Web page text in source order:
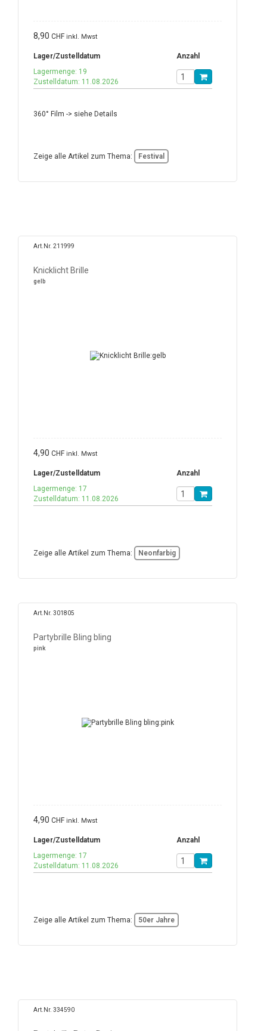
8,90 CHF inkl. Mwst
Lager/Zustelldatum
Anzahl
Lagermenge: 19
Zustelldatum: 11.08.2026
360° Film -> siehe Details
Zeige alle Artikel zum Thema: Festival
Art.Nr. 211999
Knicklicht Brille
gelb
4,90 CHF inkl. Mwst
Lager/Zustelldatum
Anzahl
Lagermenge: 17
Zustelldatum: 11.08.2026
Zeige alle Artikel zum Thema: Neonfarbig
Art.Nr. 301805
Partybrille Bling bling
pink
4,90 CHF inkl. Mwst
Lager/Zustelldatum
Anzahl
Lagermenge: 17
Zustelldatum: 11.08.2026
Zeige alle Artikel zum Thema: 50er Jahre
Art.Nr. 334590